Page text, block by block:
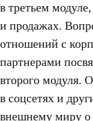
в третьем
и продажах.
отношений с
партнерами
второго модуля.
в соцсетях и
внешнему миру о